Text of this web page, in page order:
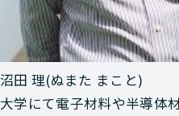
沼田 理(ぬまた まこと)
大学にて電子材料や半導体